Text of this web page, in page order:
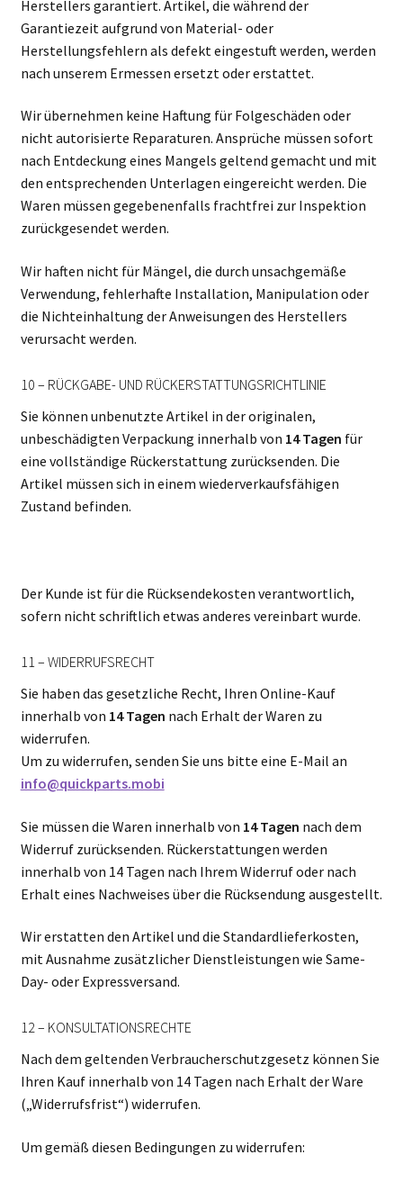
Herstellers garantiert. Artikel, die während der
Garantiezeit aufgrund von Material- oder
Herstellungsfehlern als defekt eingestuft werden, werden
nach unserem Ermessen ersetzt oder erstattet.
Wir übernehmen keine Haftung für Folgeschäden oder
nicht autorisierte Reparaturen. Ansprüche müssen sofort
nach Entdeckung eines Mangels geltend gemacht und mit
den entsprechenden Unterlagen eingereicht werden. Die
Waren müssen gegebenenfalls frachtfrei zur Inspektion
zurückgesendet werden.
Wir haften nicht für Mängel, die durch unsachgemäße
Verwendung, fehlerhafte Installation, Manipulation oder
die Nichteinhaltung der Anweisungen des Herstellers
verursacht werden.
10 – RÜCKGABE- UND RÜCKERSTATTUNGSRICHTLINIE
Sie können unbenutzte Artikel in der originalen,
unbeschädigten Verpackung innerhalb von 14 Tagen für
eine vollständige Rückerstattung zurücksenden. Die
Artikel müssen sich in einem wiederverkaufsfähigen
Zustand befinden.
Der Kunde ist für die Rücksendekosten verantwortlich,
sofern nicht schriftlich etwas anderes vereinbart wurde.
11 – WIDERRUFSRECHT
Sie haben das gesetzliche Recht, Ihren Online-Kauf
innerhalb von 14 Tagen nach Erhalt der Waren zu
widerrufen.
Um zu widerrufen, senden Sie uns bitte eine E-Mail an
info@quickparts.mobi
Sie müssen die Waren innerhalb von 14 Tagen nach dem
Widerruf zurücksenden. Rückerstattungen werden
innerhalb von 14 Tagen nach Ihrem Widerruf oder nach
Erhalt eines Nachweises über die Rücksendung ausgestellt.
Wir erstatten den Artikel und die Standardlieferkosten,
mit Ausnahme zusätzlicher Dienstleistungen wie Same-
Day- oder Expressversand.
12 – KONSULTATIONSRECHTE
Nach dem geltenden Verbraucherschutzgesetz können Sie
Ihren Kauf innerhalb von 14 Tagen nach Erhalt der Ware
(„Widerrufsfrist“) widerrufen.
Um gemäß diesen Bedingungen zu widerrufen: